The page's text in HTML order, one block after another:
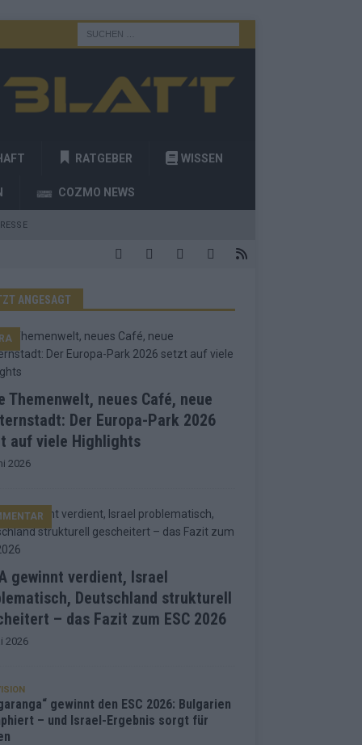
RATGEBER WISSEN
COZMO NEWS
ANGESAGT
Themenwelt, neues Café, neue
Der Europa-Park 2026
auf viele Highlights
2026
gewinnt verdient, Israel
Deutschland strukturell
– das Fazit zum ESC 2026
2026
gewinnt den ESC 2026: Bulgarien
– und Israel-Ergebnis sorgt für